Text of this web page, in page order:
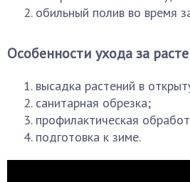
обильный полив во время
Особенности ухода за
высадка растений в
санитарная обрезка;
профилактическая
подготовка к зиме.